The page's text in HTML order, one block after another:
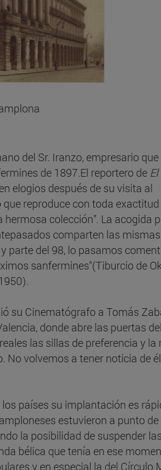
del Sr. Iranzo, empresario
de 1897.El reportero de
elogios después de su visita al
reproduce con toda
colección”. La acogida
comparten las
parte del 98, lo pasamos
sanfermines"(Tiburcio de
su Cinematógrafo a Tomás
donde abre las puertas
las sillas de preferencia y la
No volvemos a tener noticia de
países su implantación es
estuvieron a punto
la posibilidad de suspender
bélica que tenía en ese
y en especial la del Círculo